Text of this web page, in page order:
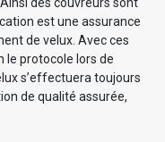
des couvreurs sont
est une assurance
de velux. Avec ces
le protocole lors de
s’effectuera toujours
de qualité assurée,